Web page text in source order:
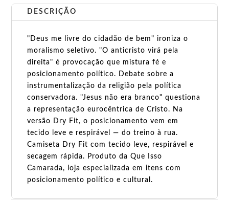
DESCRIÇÃO
"Deus me livre do cidadão de bem" ironiza o
moralismo seletivo. "O anticristo virá pela
direita" é provocação que mistura fé e
posicionamento político. Debate sobre a
instrumentalização da religião pela política
conservadora. "Jesus não era branco" questiona
a representação eurocêntrica de Cristo. Na
versão Dry Fit, o posicionamento vem em
tecido leve e respirável — do treino à rua.
Camiseta Dry Fit com tecido leve, respirável e
secagem rápida. Produto da Que Isso
Camarada, loja especializada em itens com
posicionamento político e cultural.